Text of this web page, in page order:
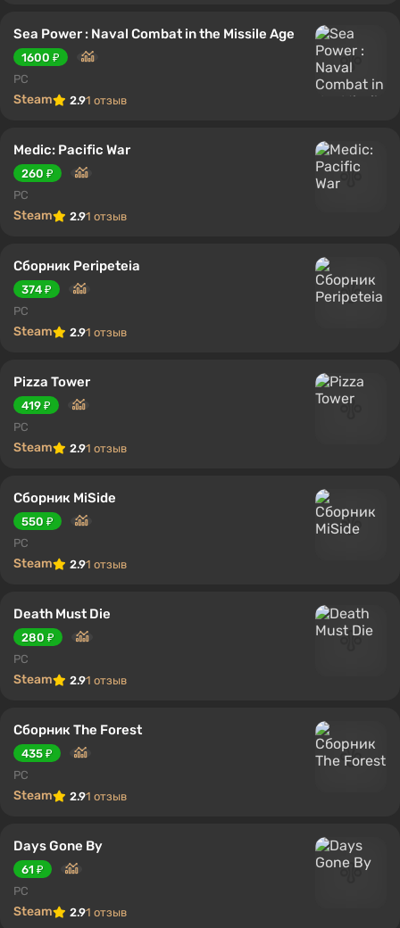
Sea Power : Naval Combat in the Missile Age
1600 ₽
PC
Steam 2.91 отзыв
Medic: Pacific War
260 ₽
PC
Steam 2.91 отзыв
Сборник Peripeteia
374 ₽
PC
Steam 2.91 отзыв
Pizza Tower
419 ₽
PC
Steam 2.91 отзыв
Сборник MiSide
550 ₽
PC
Steam 2.91 отзыв
Death Must Die
280 ₽
PC
Steam 2.91 отзыв
Сборник The Forest
435 ₽
PC
Steam 2.91 отзыв
Days Gone By
61 ₽
PC
Steam 2.91 отзыв